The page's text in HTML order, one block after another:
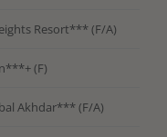
Resort*** (F/A)
(F)
Akhdar*** (F/A)